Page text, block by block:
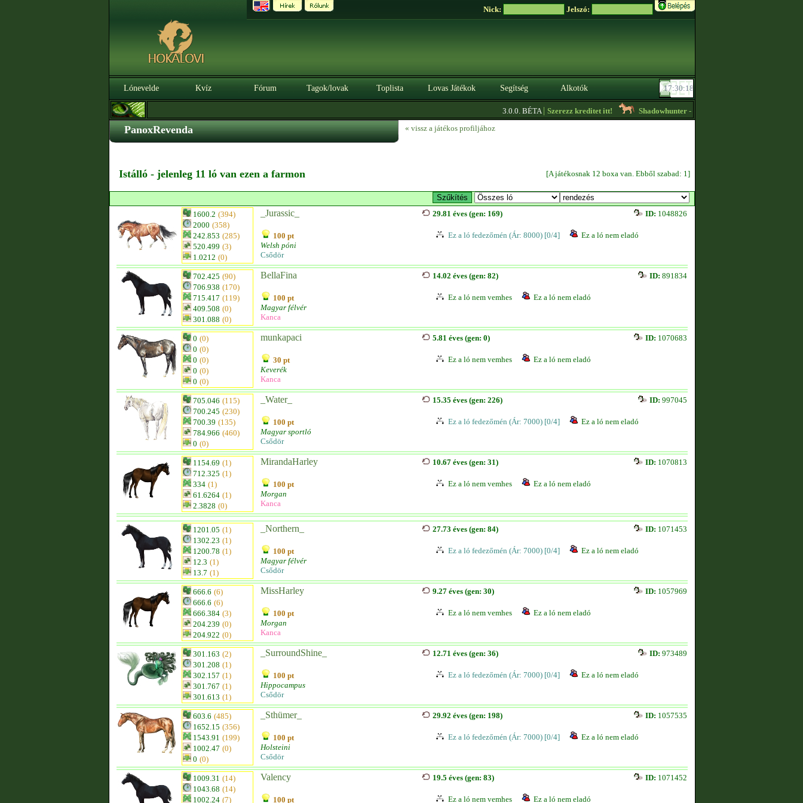
Nick: Jelszó:
Lónevelde Kvíz Fórum Tagok/lovak Toplista Lovas Játékok Segítség Alkotók
3.0.0. BÉTA|Szerezz kreditet itt! Shadowhunter- Ékköves edzésre keresek
PanoxRevenda « vissz a játékos profiljához
Istálló - jelenleg 11 ló van ezen a farmon [A játékosnak 12 boxa van. Ebből szabad: 1]
1600.2 (394)
2000 (358)
242.853 (285)
520.499 (3)
1.0212 (0)
_Jurassic_
100 pt
Welsh póni
Csődör
29.81 éves (gen: 169) ID: 1048826
Ez a ló fedezőmén (Ár: 8000) [0/4] Ez a ló nem eladó
702.425 (90)
706.938 (170)
715.417 (119)
409.508 (0)
301.088 (0)
BellaFina
100 pt
Magyar félvér
Kanca
14.02 éves (gen: 82) ID: 891834
Ez a ló nem vemhes Ez a ló nem eladó
0 (0)
0 (0)
0 (0)
0 (0)
0 (0)
munkapaci
30 pt
Keverék
Kanca
5.81 éves (gen: 0) ID: 1070683
Ez a ló nem vemhes Ez a ló nem eladó
705.046 (115)
700.245 (230)
700.39 (135)
784.966 (460)
0 (0)
_Water_
100 pt
Magyar sportló
Csődör
15.35 éves (gen: 226) ID: 997045
Ez a ló fedezőmén (Ár: 7000) [0/4] Ez a ló nem eladó
1154.69 (1)
712.325 (1)
334 (1)
61.6264 (1)
2.3828 (0)
MirandaHarley
100 pt
Morgan
Kanca
10.67 éves (gen: 31) ID: 1070813
Ez a ló nem vemhes Ez a ló nem eladó
1201.05 (1)
1302.23 (1)
1200.78 (1)
12.3 (1)
13.7 (1)
_Northern_
100 pt
Magyar félvér
Csődör
27.73 éves (gen: 84) ID: 1071453
Ez a ló fedezőmén (Ár: 7000) [0/4] Ez a ló nem eladó
666.6 (6)
666.6 (6)
666.384 (3)
204.239 (0)
204.922 (0)
MissHarley
100 pt
Morgan
Kanca
9.27 éves (gen: 30) ID: 1057969
Ez a ló nem vemhes Ez a ló nem eladó
301.163 (2)
301.208 (1)
302.157 (1)
301.767 (1)
301.613 (1)
_SurroundShine_
100 pt
Hippocampus
Csődör
12.71 éves (gen: 36) ID: 973489
Ez a ló fedezőmén (Ár: 7000) [0/4] Ez a ló nem eladó
603.6 (485)
1652.15 (356)
1543.91 (199)
1002.47 (0)
0 (0)
_Sthümer_
100 pt
Holsteini
Csődör
29.92 éves (gen: 198) ID: 1057535
Ez a ló fedezőmén (Ár: 7000) [0/4] Ez a ló nem eladó
1009.31 (14)
1043.68 (14)
1002.24 (7)
Valency
100 pt
19.5 éves (gen: 83) ID: 1071452
Ez a ló nem vemhes Ez a ló nem eladó